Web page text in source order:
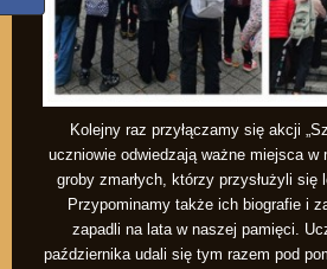
Kolejny raz przyłączamy się akcji
uczniowie odwiedzają ważne miejsca w
groby zmarłych, którzy przysłużyli się
Przypominamy także ich biografie i
zapadli na lata w naszej pamięci.
października udali się tym razem pod